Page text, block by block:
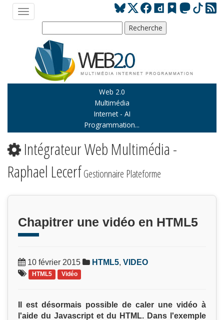
Web 2.0
Multimédia
Internet - AI
Programmation...
Intégrateur Web Multimédia -
Raphael LecerfGestionnaire Plateforme
Chapitrer une vidéo en HTML5
10 février 2015 HTML5, VIDEO
HTML5 Vidéo
Il est désormais possible de caler une vidéo à
l'aide du Javascript et du HTML. Dans l'exemple